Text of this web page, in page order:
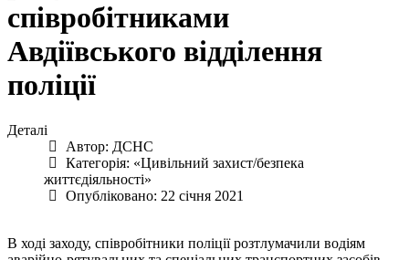
співробітниками
Авдіївського відділення
поліції
Деталі
Автор: ДСНС
Категорія: «Цивільний захист/безпека
життєдіяльності»
Опубліковано: 22 січня 2021
В ході заходу, співробітники поліції розтлумачили водіям